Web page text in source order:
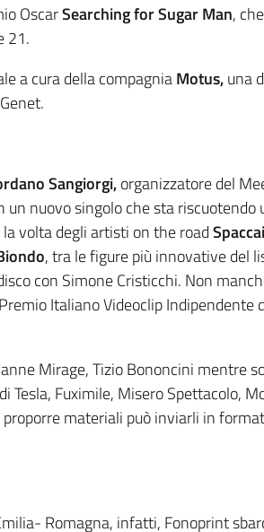
OscarSearching for Sugar Man,
21.
a cura della compagniaMotus,una
Sangiorgi,organizzatore del
un nuovo singolo che sta
volta degli artisti on the road
, tra le figure più innovative del
con Simone Cristicchi. Non
Italiano Videoclip
Mirage, Tizio Bononcini mentre
Tesla, Fuximile, Misero Spettacolo,
materiali può inviarli in
Romagna, infatti, Fonoprint